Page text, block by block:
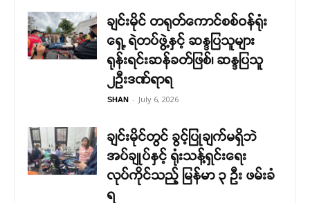
ချင်းမိုင် တရုတ်ကောင်စစ်ဝန်ရုံး
ရှေ့ ရဲတပ်ဖွဲ့နှင့် ဆန္ဒပြသူများ
ရုန်းရင်းဆန်ခတ်ဖြစ်၊ ဆန္ဒပြသူ
၂ဉီးဒဏ်ရာရ
SHAN - July 6, 2026
ချင်းမိုင်တွင် ခွင့်ပြုချက်မရှိဘဲ
အပ်ချုပ်နှင့် ရုံးသန့်ရှင်းရေး
လုပ်ကိုင်သည့် မြန်မာ ၃ ဦး ဖမ်းခံ
ရ